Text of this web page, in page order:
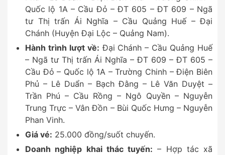
Quốc lộ 1A – Cầu Đỏ – ĐT 605 – ĐT 609 – Ngã
tư Thị trấn Ái Nghĩa – Cầu Quảng Huế – Đại
Chánh (Huyện Đại Lộc – Quảng Nam).
Hành trình lượt về: Đại Chánh – Cầu Quảng Huế
– Ngã tư Thị trấn Ái Nghĩa – ĐT 609 – ĐT 605 –
Cầu Đỏ – Quốc lộ 1A – Trường Chinh – Điện Biên
Phủ – Lê Duẩn – Bạch Đằng – Lê Văn Duyệt –
Trần Phú – Cầu Rồng – Ngô Quyền – Nguyễn
Trung Trực – Vân Đồn – Bùi Quốc Hưng – Nguyễn
Phan Vinh.
Giá vé: 25.000 đồng/suốt chuyến.
Doanh nghiệp khai thác tuyến: – Hợp tác xã